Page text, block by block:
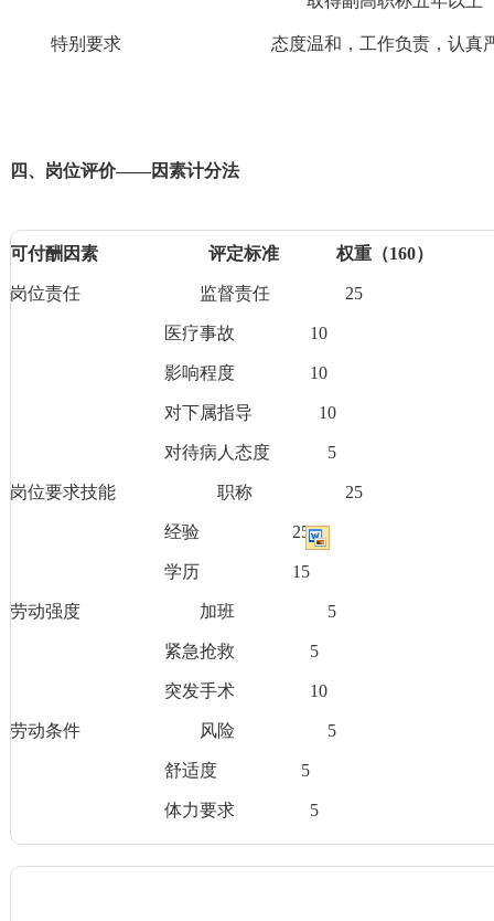
特别要求 态度温和，工作负责，认真
四、岗位评价——因素计分法
可付酬因素 评定标准 权重（160）
岗位责任 监督责任 25
医疗事故 10
影响程度 10
对下属指导 10
对待病人态度 5
岗位要求技能 职称 25
经验 25
学历 15
劳动强度 加班 5
紧急抢救 5
突发手术 10
劳动条件 风险 5
舒适度 5
体力要求 5